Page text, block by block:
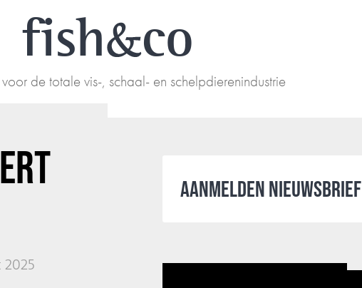
fishco
de totale vis-, schaal- en schelpdierenindustrie
2025
AANMELDEN NIEUWSBRIEF